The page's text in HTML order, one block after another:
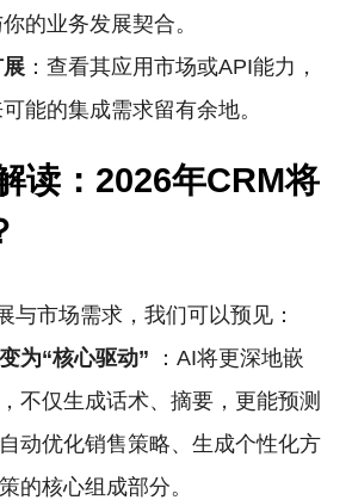
的业务发展契合。
：查看其应用市场或API能力，
能的集成需求留有余地。
读：2026年CRM将
与市场需求，我们可以预见：
为“核心驱动” ：AI将更深地嵌
不仅生成话术、摘要，更能预测
动优化销售策略、生成个性化方
的核心组成部分。